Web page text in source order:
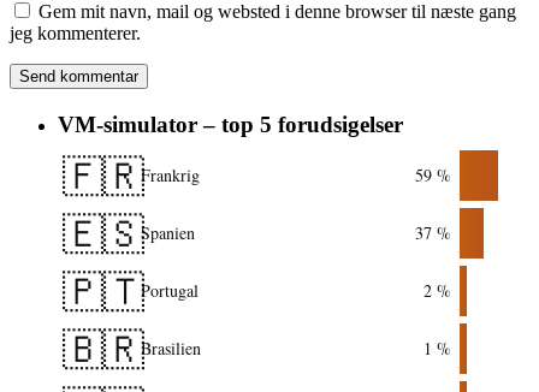
Gem mit navn, mail og websted i denne browser til næste gang
jeg kommenterer.
VM-simulator – top 5 forudsigelser
🇫🇷Frankrig 59 %
🇪🇸Spanien 37 %
🇵🇹Portugal 2 %
🇧🇷Brasilien 1 %